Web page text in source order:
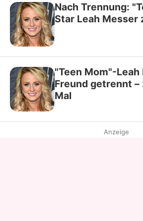
Nach Trennung:
Star Leah Messer
"Teen Mom"-
Freund getrennt
Mal
Anzeige